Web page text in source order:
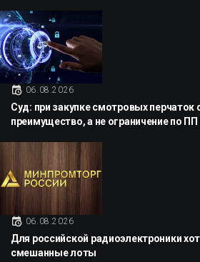
06.08.2026
Суд: при закупке смотровых перчаток
преимущество, а не ограничение по
06.08.2026
Для российской радиоэлектроники
смешанные лоты